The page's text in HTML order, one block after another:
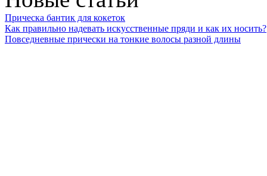
Прическа бантик для кокеток
Как правильно надевать искусственные пряди и как их носить?
Повседневные прически на тонкие волосы разной длины